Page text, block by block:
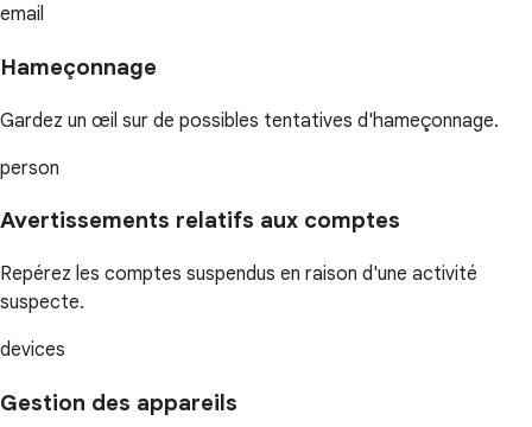
email
Hameçonnage
Gardez un œil sur de possibles tentatives d'hameçonnage.
person
Avertissements relatifs aux comptes
Repérez les comptes suspendus en raison d'une activité
suspecte.
devices
Gestion des appareils